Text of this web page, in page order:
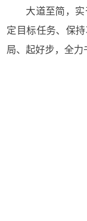
大道至简，
定目标任务、保
局、起好步，全力